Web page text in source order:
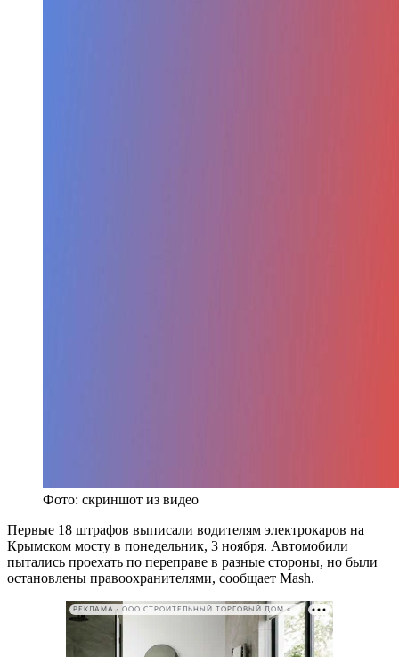
Фото: скриншот из видео
Первые 18 штрафов выписали водителям электрокаров на
Крымском мосту в понедельник, 3 ноября. Автомобили
пытались проехать по переправе в разные стороны, но были
остановлены правоохранителями, сообщает Mash.
РЕКЛАМА • ООО СТРОИТЕЛЬНЫЙ ТОРГОВЫЙ ДОМ «ПЕТРОВИЧ». ИНН: 7802348846